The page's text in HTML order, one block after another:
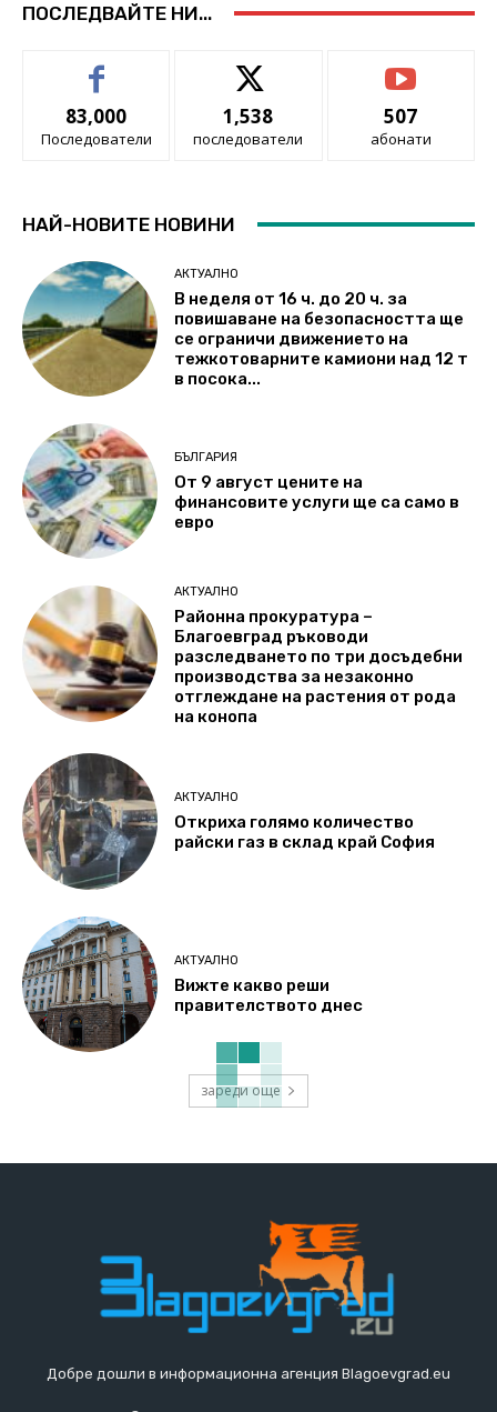
ПОСЛЕДВАЙТЕ НИ...
83,000
Последователи
1,538
последователи
507
абонати
НАЙ-НОВИТЕ НОВИНИ
АКТУАЛНО
В неделя от 16 ч. до 20 ч. за
повишаване на безопасността ще
се ограничи движението на
тежкотоварните камиони над 12 т
в посока...
БЪЛГАРИЯ
От 9 август цените на
финансовите услуги ще са само в
евро
АКТУАЛНО
Районна прокуратура –
Благоевград ръководи
разследването по три досъдебни
производства за незаконно
отглеждане на растения от рода
на конопа
АКТУАЛНО
Откриха голямо количество
райски газ в склад край София
АКТУАЛНО
Вижте какво реши
правителството днес
зареди още
Добре дошли в информационна агенция Blagoevgrad.eu